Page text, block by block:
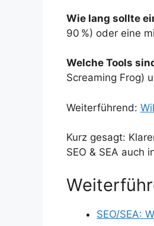
Wie lang sollte
90 %) oder eine
Welche Tools
Screaming Frog)
Weiterführend:
Kurz gesagt:
SEO & SEA auch
SEO/SEA: